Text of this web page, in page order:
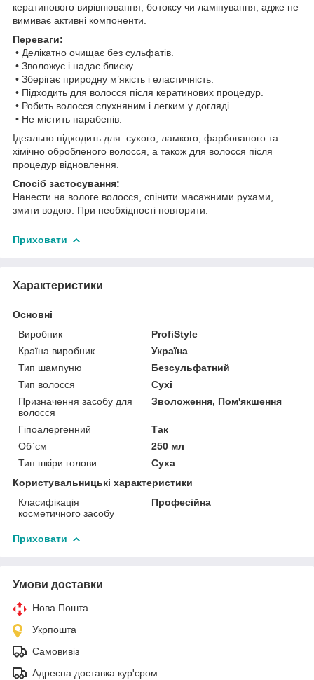
кератинового вирівнювання, ботоксу чи ламінування, адже не
вимиває активні компоненти.
Переваги:
• Делікатно очищає без сульфатів.
• Зволожує і надає блиску.
• Зберігає природну м’якість і еластичність.
• Підходить для волосся після кератинових процедур.
• Робить волосся слухняним і легким у догляді.
• Не містить парабенів.
Ідеально підходить для: сухого, ламкого, фарбованого та
хімічно обробленого волосся, а також для волосся після
процедур відновлення.
Спосіб застосування:
Нанести на вологе волосся, спінити масажними рухами,
змити водою. При необхідності повторити.
Приховати
Характеристики
Основні
Виробник
ProfiStyle
Країна виробник
Україна
Тип шампуню
Безсульфатний
Тип волосся
Сухі
Призначення засобу для
волосся
Зволоження, Пом'якшення
Гіпоалергенний
Так
Об`єм
250 мл
Тип шкіри голови
Суха
Користувальницькі характеристики
Класифікація
косметичного засобу
Професійна
Приховати
Умови доставки
Нова Пошта
Укрпошта
Самовивіз
Адресна доставка кур'єром